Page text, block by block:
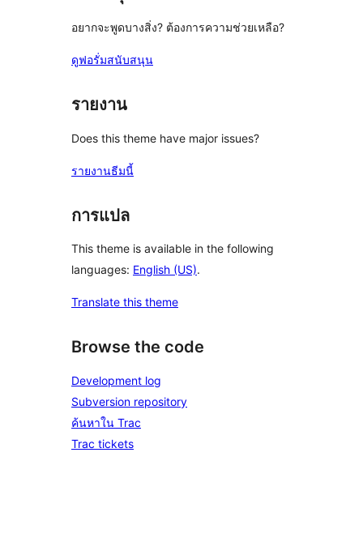
อยากจะพูดบางสิ่ง? ต้องการความช่วยเหลือ?
ดูฟอรั่มสนับสนุน
รายงาน
Does this theme have major issues?
รายงานธีมนี้
การแปล
This theme is available in the following
languages: English (US).
Translate this theme
Browse the code
Development log
Subversion repository
ค้นหาใน Trac
Trac tickets